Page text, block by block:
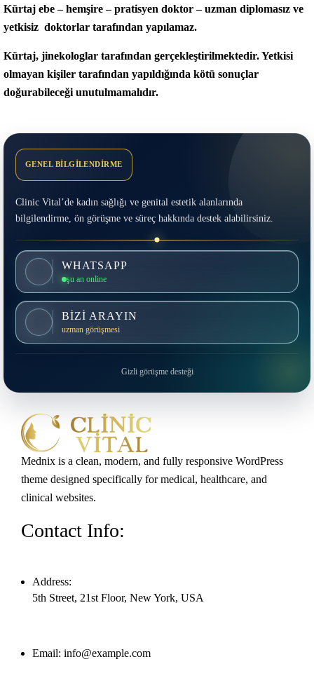
Kürtaj ebe – hemşire – pratisyen doktor – uzman diplomasız ve
yetkisiz doktorlar tarafından yapılamaz.
Kürtaj, jinekologlar tarafından gerçekleştirilmektedir. Yetkisi
olmayan kişiler tarafından yapıldığında kötü sonuçlar
doğurabileceği unutulmamalıdır.
GENEL BİLGİLENDİRME
Clinic Vital’de kadın sağlığı ve genital estetik alanlarında
bilgilendirme, ön görüşme ve süreç hakkında destek alabilirsiniz.
WHATSAPP
şu an online
BİZİ ARAYIN
uzman görüşmesi
Gizli görüşme desteği
Mednix is a clean, modern, and fully responsive WordPress
theme designed specifically for medical, healthcare, and
clinical websites.
Contact Info:
Address:
5th Street, 21st Floor, New York, USA
Email: info@example.com